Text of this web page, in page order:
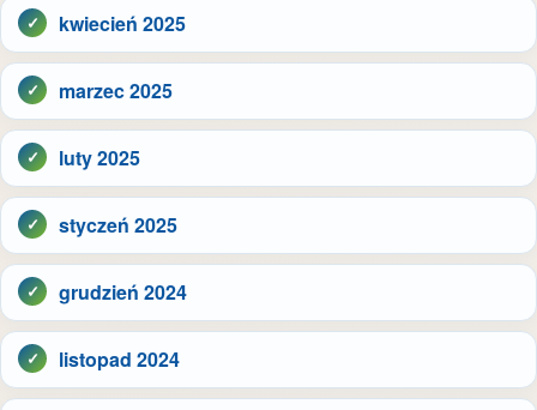
kwiecień 2025
marzec 2025
luty 2025
styczeń 2025
grudzień 2024
listopad 2024